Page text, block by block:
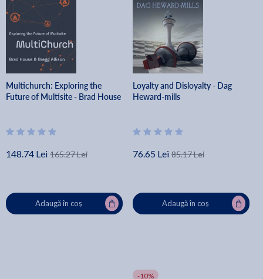
Multichurch: Exploring the
Future of Multisite - Brad House
148.74 Lei 165.27 Lei
Adaugă în coș
Loyalty and Disloyalty - Dag
Heward-mills
76.65 Lei 85.17 Lei
Adaugă în coș
-10%